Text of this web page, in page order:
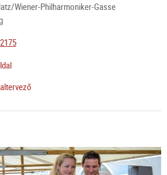
Wiener-Philharmoniker-Gasse